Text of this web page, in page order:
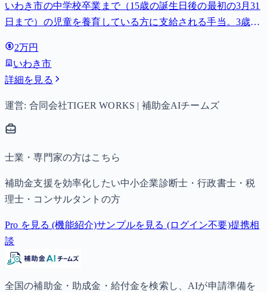
いわき市の中学校卒業まで（15歳の誕生日後の最初の3月31
日まで）の児童を養育している方に支給される手当。3歳未
（第3子以降は15,000円）、中学生は月額10,000円。
2万円
いわき市
詳細を見る
運営: 合同会社TIGER WORKS | 補助金AIチームズ
士業・専門家の方はこちら
補助金支援を効率化したい中小企業診断士・行政書士・税
理士・コンサルタントの方
Pro を見る (機能紹介)サンプルを見る (ログイン不要)提携相
談
全国の補助金・助成金・給付金を検索し、AIが申請準備を